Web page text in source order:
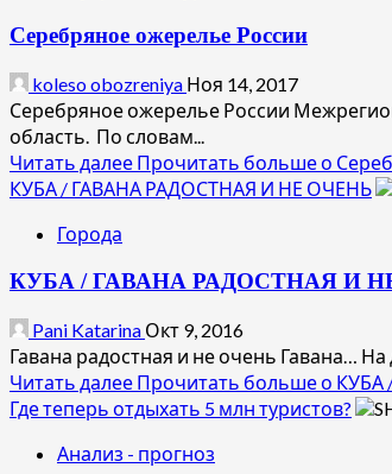
Серебряное ожерелье России
koleso obozreniya Ноя 14, 2017
Серебряное ожерелье России
область. По словам...
Читать далее Прочитать больше о
КУБА / ГАВАНА РАДОСТНАЯ И НЕ ОЧЕНЬ
Города
КУБА / ГАВАНА РАДОСТНАЯ И
Pani Katarina Окт 9, 2016
Гавана радостная и не очень Гавана…
Читать далее Прочитать больше о
Где теперь отдыхать 5 млн туристов?
Анализ - прогноз